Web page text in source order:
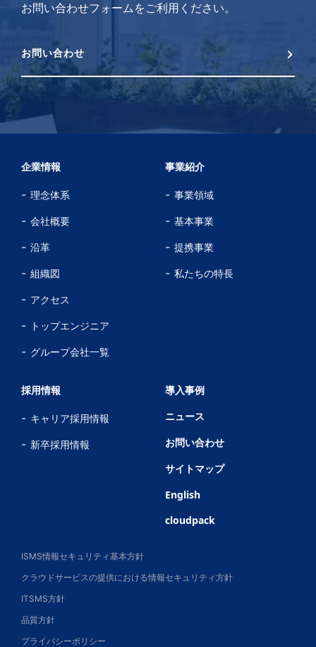
お問い合わせフォームをご利用ください。
お問い合わせ
企業情報
理念体系
会社概要
沿革
組織図
アクセス
トップエンジニア
グループ会社一覧
事業紹介
事業領域
基本事業
提携事業
私たちの特長
採用情報
キャリア採用情報
新卒採用情報
導入事例
ニュース
お問い合わせ
サイトマップ
English
cloudpack
ISMS情報セキュリティ基本方針
クラウドサービスの提供における情報セキュリティ方針
ITSMS方針
品質方針
プライバシーポリシー